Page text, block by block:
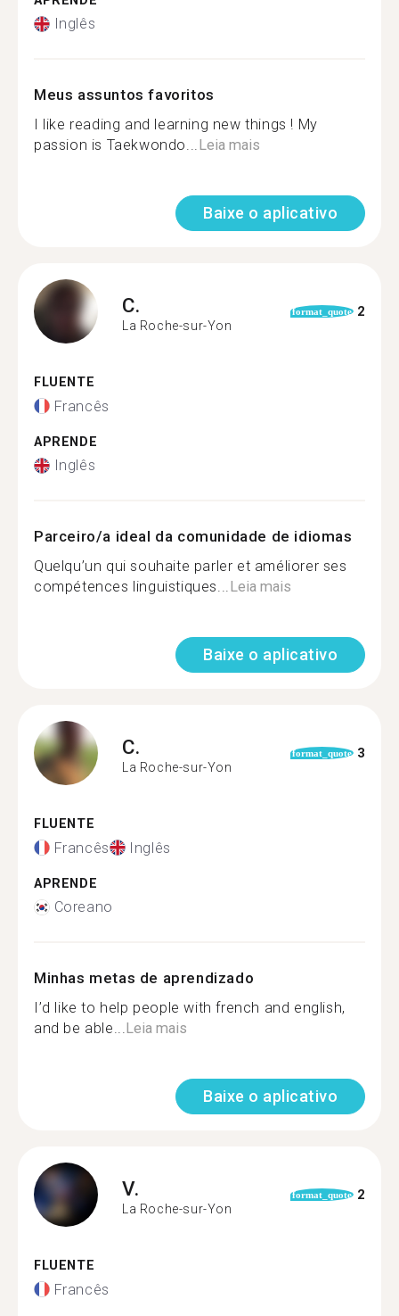
Inglês
Meus assuntos favoritos
I like reading and learning new things ! My
passion is Taekwondo...Leia mais
Baixe o aplicativo
C.
La Roche-sur-Yon
format_quote 2
FLUENTE
Francês
APRENDE
Inglês
Parceiro/a ideal da comunidade de idiomas
Quelqu’un qui souhaite parler et améliorer ses
compétences linguistiques...Leia mais
Baixe o aplicativo
C.
La Roche-sur-Yon
format_quote 3
FLUENTE
Francês Inglês
APRENDE
Coreano
Minhas metas de aprendizado
I’d like to help people with french and english,
and be able...Leia mais
Baixe o aplicativo
V.
La Roche-sur-Yon
format_quote 2
FLUENTE
Francês